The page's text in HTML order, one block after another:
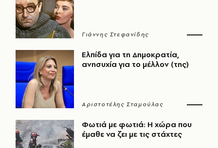
Γιάννης Στεφανίδης
Ελπίδα για τη Δημοκρατία,
ανησυχία για το μέλλον (της)
Αριστοτέλης Σταμούλας
Φωτιά με φωτιά: Η χώρα που
έμαθε να ζει με τις στάχτες